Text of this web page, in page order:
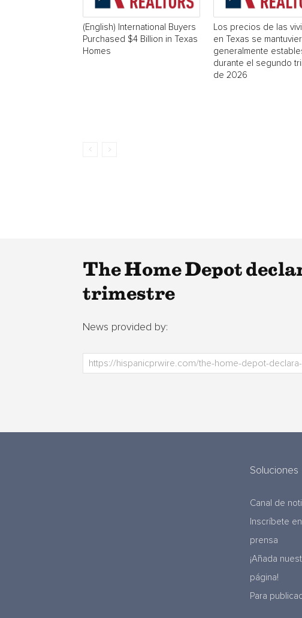
(English) International Buyers
Purchased $4 Billion in Texas
Homes
Los precios de las
en Texas se
generalmente
durante el segundo
de 2026
The Home Depot
trimestre
News provided by:
Soluciones
Canal de
Inscríbete
prensa
¡Añada
página!
Para